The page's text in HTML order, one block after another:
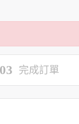
完成訂單